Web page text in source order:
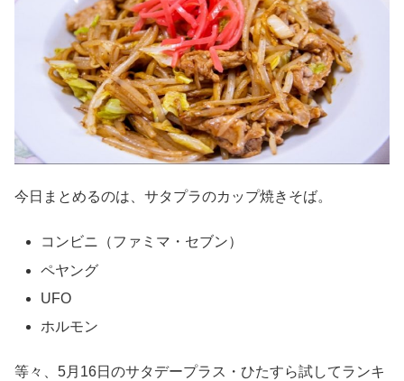
今日まとめるのは、サタプラのカップ焼きそば。
コンビニ（ファミマ・セブン）
ペヤング
UFO
ホルモン
等々、5月16日のサタデープラス・ひたすら試してランキ